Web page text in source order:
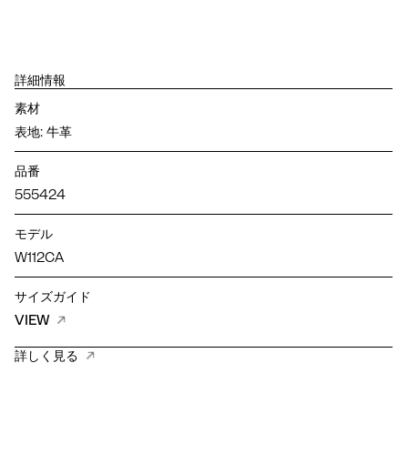
詳細情報
素材
表地: 牛革
品番
555424
モデル
W112CA
サイズガイド
VIEW
詳しく見る